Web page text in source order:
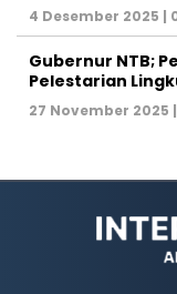
4 Desember 2025 |
Gubernur NTB;
Pelestarian
27 November 2025 |